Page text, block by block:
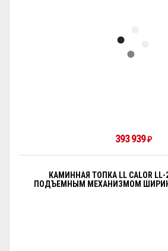
393 939₽
КАМИННАЯ ТОПКА LL CALOR
ПОДЪЕМНЫМ МЕХАНИЗМОМ